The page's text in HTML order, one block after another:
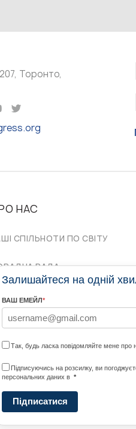
Торонто,
НАС
СПІЛЬНОТИ ПО СВІТУ
РАДА
СКУ
byDForceПолітика
Залишайтеся на одній
ВАШ ЕМЕЙЛ*
Так, будь ласка повідомляйте мене про
Підписуючись на розсилку, ви
персональних даних в *
Підписатися